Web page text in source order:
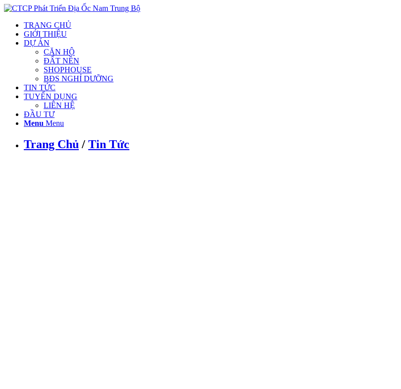
TRANG CHỦ
GIỚI THIỆU
DỰ ÁN
CĂN HỘ
ĐẤT NỀN
SHOPHOUSE
BĐS NGHỈ DƯỠNG
TIN TỨC
TUYỂN DỤNG
LIÊN HỆ
ĐẦU TƯ
Menu Menu
Trang Chủ / Tin Tức